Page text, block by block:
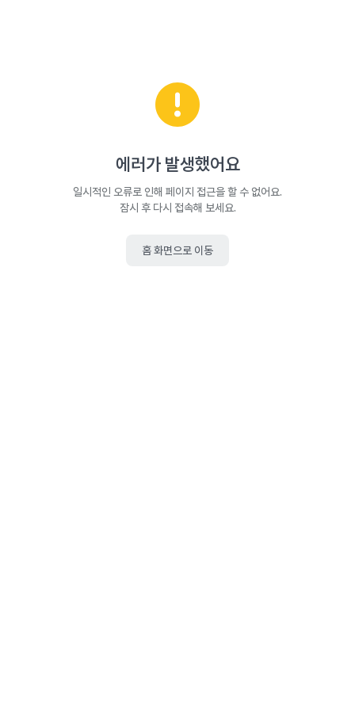
에러가 발생했어요
일시적인 오류로 인해 페이지 접근을 할 수 없어요.
잠시 후 다시 접속해 보세요.
홈 화면으로 이동